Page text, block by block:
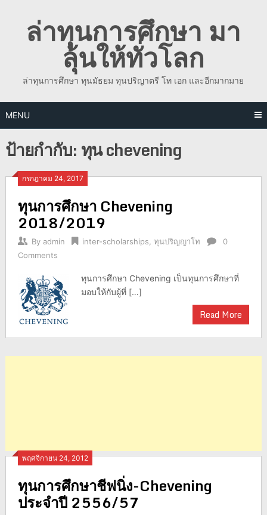
contentล่าทุนการศึกษา มา
ลุ้นให้ทั่วโลก
ล่าทุนการศึกษา ทุนมัธยม ทุนปริญาตรี โท เอก และอีกมากมาย
MENU
ป้ายกำกับ:ทุน chevening
กรกฎาคม 24, 2017
ทุนการศึกษา Chevening
2018/2019
By admin inter-scholarships ทุนปริญญาโท
0
Comments
ทุนการศึกษา Chevening เป็นทุนการศึกษาที่
มอบให้กับผู้ที่ […]
Read More
พฤศจิกายน 24, 2012
ทุนการศึกษาชีฟนิ่ง-Chevening
ประจำปี 2556/57